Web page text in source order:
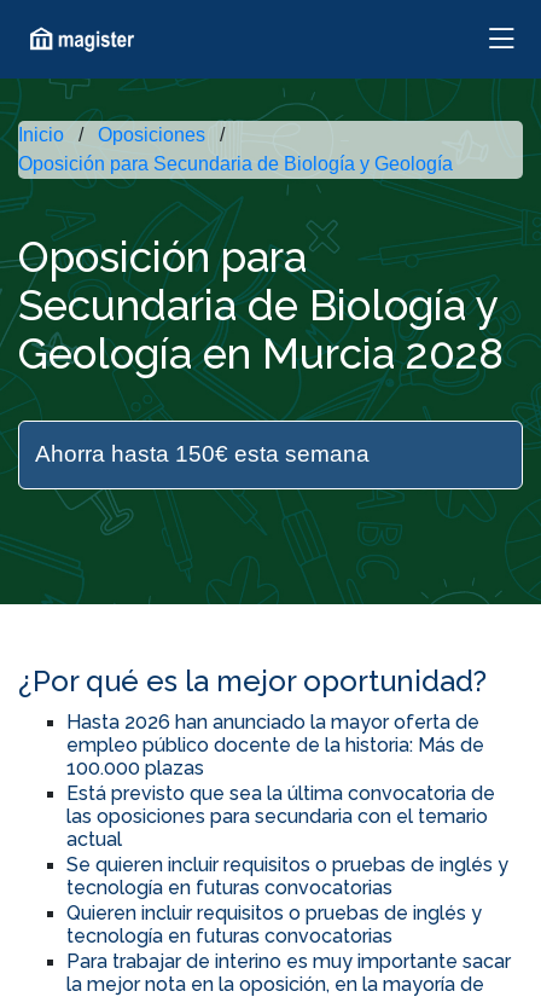
Inicio
Oposiciones
Oposición para Secundaria de Biología y Geología
Oposición para
Secundaria de Biología y
Geología en Murcia 2028
Ahorra hasta 150€ esta semana
¿Por qué es la mejor oportunidad?
Hasta 2026 han anunciado la mayor oferta de
empleo público docente de la historia: Más de
100.000 plazas
Está previsto que sea la última convocatoria de
las oposiciones para secundaria con el temario
actual
Se quieren incluir requisitos o pruebas de inglés y
tecnología en futuras convocatorias
Quieren incluir requisitos o pruebas de inglés y
tecnología en futuras convocatorias
Para trabajar de interino es muy importante sacar
la mejor nota en la oposición, en la mayoría de